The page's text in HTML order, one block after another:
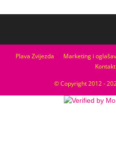
Plava Zvijezda Marketing i
Kontakt
© Copyright 2012 -